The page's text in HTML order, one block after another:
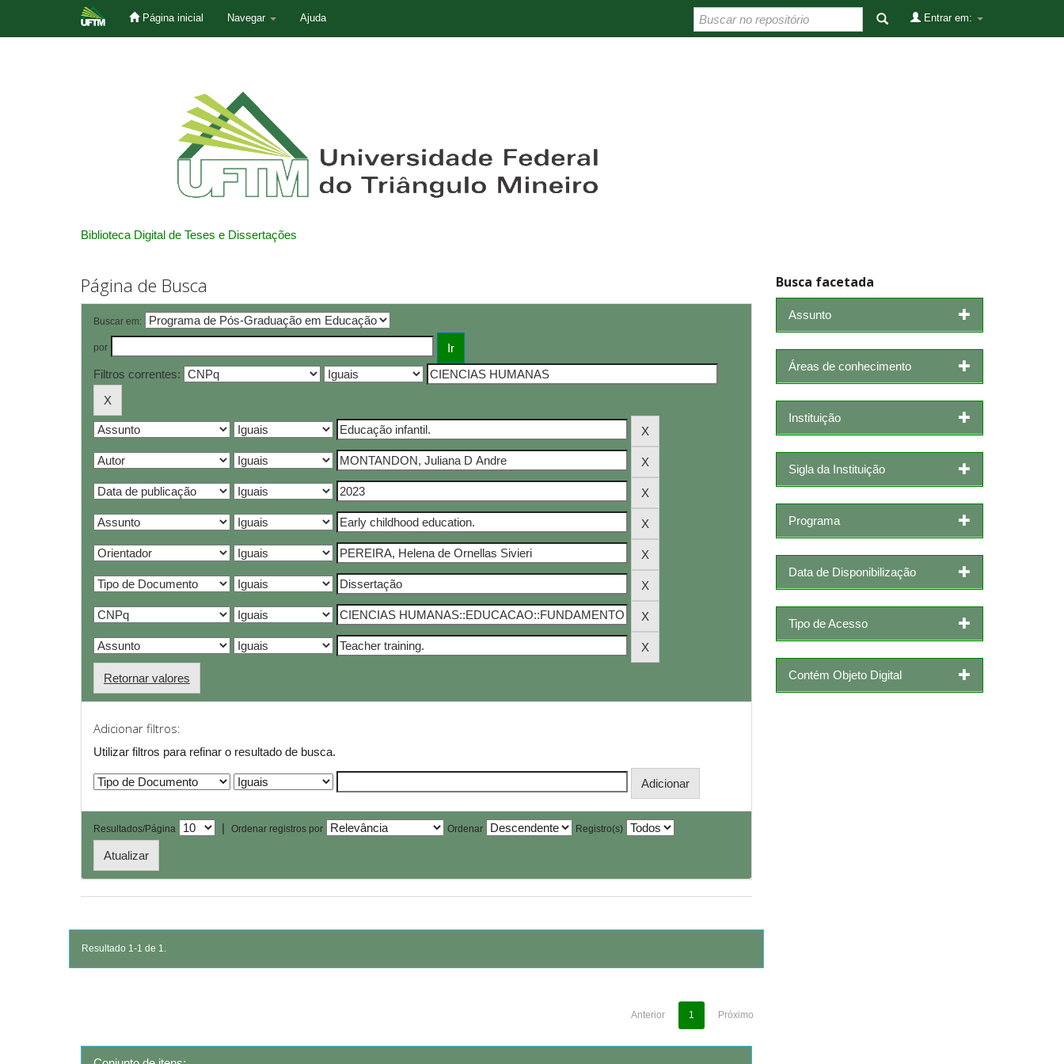
Página inicial Navegar Ajuda Entrar em:
Biblioteca Digital de Teses e Dissertações
Página de Busca
Buscar em:
por
Filtros correntes:
Retornar valores
Adicionar filtros:
Utilizar filtros para refinar o resultado de busca.
Resultados/Página | Ordenar registros por Ordenar Registro(s)
Resultado 1-1 de 1.
Anterior 1 Próximo
Busca facetada
Assunto
Áreas de conhecimento
Instituição
Sigla da Instituição
Programa
Data de Disponibilização
Tipo de Acesso
Contém Objeto Digital